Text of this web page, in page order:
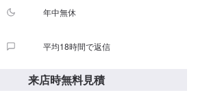
年中無休
平均18時間で返信
来店時無料見積